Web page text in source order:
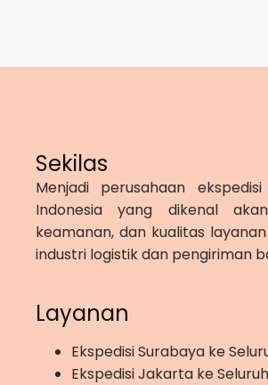
Sekilas
Menjadi perusahaan
Indonesia yang dikenal
keamanan, dan kualitas
industri logistik dan pengiriman
Layanan
Ekspedisi Surabaya ke
Ekspedisi Jakarta ke